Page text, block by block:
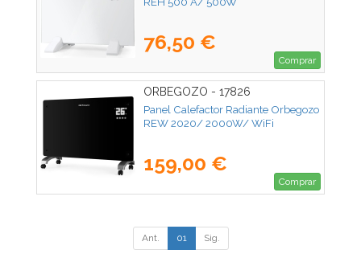
76,50 €
Comprar
ORBEGOZO - 17826
Panel Calefactor Radiante Orbegozo
REW 2020/ 2000W/ WiFi
159,00 €
Comprar
Ant. 01 Sig.